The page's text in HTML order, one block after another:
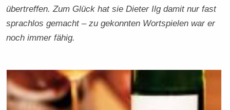
übertreffen. Zum Glück hat sie Dieter Ilg damit nur fast
sprachlos gemacht – zu gekonnten Wortspielen war er
noch immer fähig.